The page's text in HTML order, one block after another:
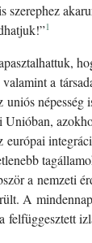
szerephez
1
a
európai
a nemzeti
A
felfüggesztett